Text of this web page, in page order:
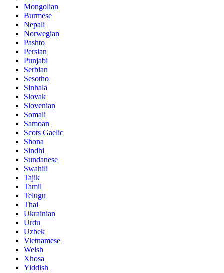
Mongolian
Burmese
Nepali
Norwegian
Pashto
Persian
Punjabi
Serbian
Sesotho
Sinhala
Slovak
Slovenian
Somali
Samoan
Scots Gaelic
Shona
Sindhi
Sundanese
Swahili
Tajik
Tamil
Telugu
Thai
Ukrainian
Urdu
Uzbek
Vietnamese
Welsh
Xhosa
Yiddish